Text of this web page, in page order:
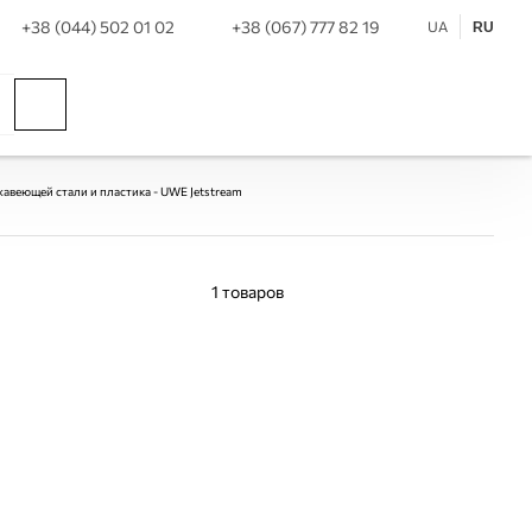
+38 (044) 502 01 02 +38 (067) 777 82 19 UA RU
стали и пластика - UWE Jetstream
1 товаров